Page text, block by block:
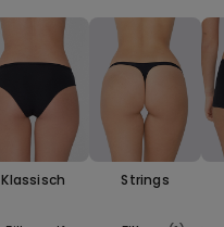
Klassisch Strings